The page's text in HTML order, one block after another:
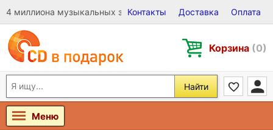
4 миллиона музыкальных записей на Виниле, CD и DVD
Контакты Доставка Оплата
Корзина (0)
Найти
Меню